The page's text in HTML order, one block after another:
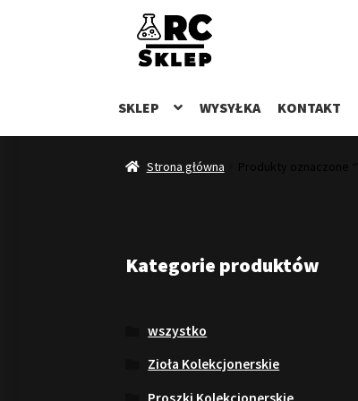
Przejdź
do
nawigacji
Przejdź
do
treści
SKLEP WYSYŁKA KONTAKT
Strona główna
Kategorie produktów
wszystko
Zioła Kolekcjonerskie